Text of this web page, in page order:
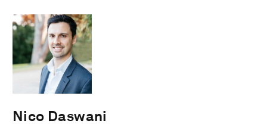
Nico Daswani